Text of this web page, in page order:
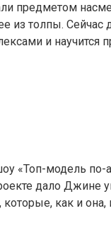
предметом
из толпы.
и научится
«Топ-модель
дало Джине
как и она,